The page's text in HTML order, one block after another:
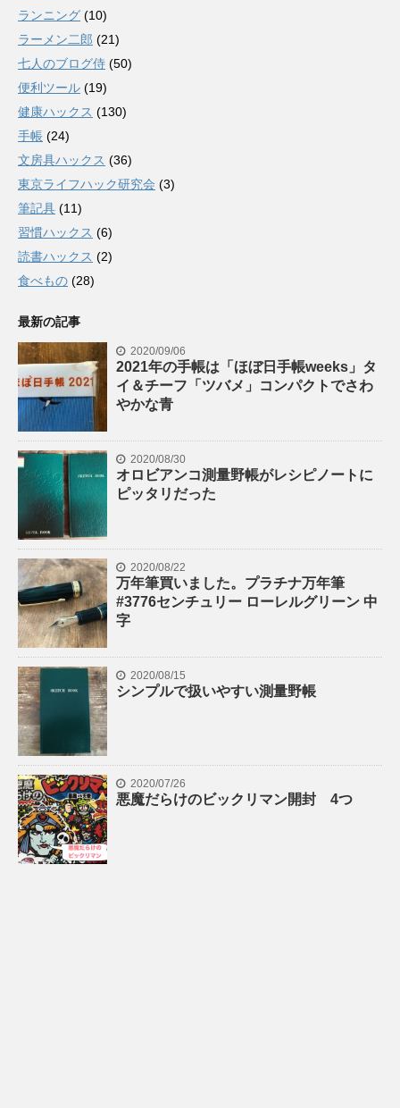
ランニング (10)
ラーメン二郎 (21)
七人のブログ侍 (50)
便利ツール (19)
健康ハックス (130)
手帳 (24)
文房具ハックス (36)
東京ライフハック研究会 (3)
筆記具 (11)
習慣ハックス (6)
読書ハックス (2)
食べもの (28)
最新の記事
2020/09/06
2021年の手帳は「ほぼ日手帳weeks」タ
イ＆チーフ「ツバメ」コンパクトでさわ
やかな青
2020/08/30
オロビアンコ測量野帳がレシピノートに
ピッタリだった
2020/08/22
万年筆買いました。プラチナ万年筆
#3776センチュリー ローレルグリーン 中
字
2020/08/15
シンプルで扱いやすい測量野帳
2020/07/26
悪魔だらけのビックリマン開封 4つ